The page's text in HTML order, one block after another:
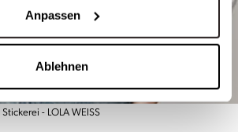
Anpassen
Ablehnen
- LOLA WEISS